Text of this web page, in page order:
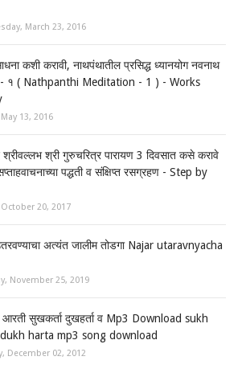
March 23, 2016
कशी करावी, नाथपंथातील प्रसिद्ध ध्यानयोग नवनाथ
- १ ( Nathpanthi Meditation - 1 ) - Works
13, 2016
श्रीवल्लभ श्री गुरुचरित्र पारायण 3 दिवसात कसे करावे
पद्धती व संक्षिप्त रसग्रहण - Step by
October 20, 2017
अत्यंत जालीम तोडगा Najar utaravnyacha
November 25, 2019
आरती सुखकर्ता दुखहर्ता व Mp3 Download sukh
harta mp3 song download
December 02, 2012